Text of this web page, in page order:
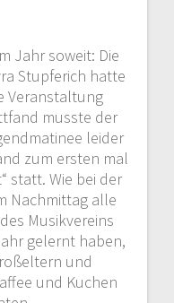
Jahr soweit: Die
Stupferich hatte
Veranstaltung
musste der
leider
zum ersten mal
statt. Wie bei der
Nachmittag alle
Musikvereins
gelernt haben,
und
und Kuchen